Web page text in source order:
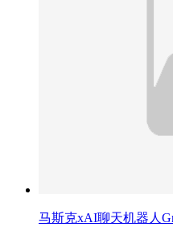
马斯克xAI聊天机器人